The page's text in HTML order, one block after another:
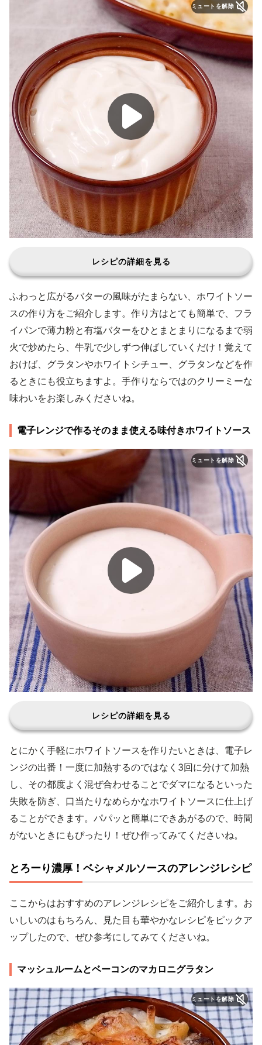
ミュートを解除
レシピの詳細を見る
ふわっと広がるバターの風味がたまらない、ホワイトソー
スの作り方をご紹介します。作り方はとても簡単で、フラ
イパンで薄力粉と有塩バターをひとまとまりになるまで弱
火で炒めたら、牛乳で少しずつ伸ばしていくだけ！覚えて
おけば、グラタンやホワイトシチュー、グラタンなどを作
るときにも役立ちますよ。手作りならではのクリーミーな
味わいをお楽しみくださいね。
電子レンジで作るそのまま使える味付きホワイトソース
ミュートを解除
レシピの詳細を見る
とにかく手軽にホワイトソースを作りたいときは、電子レ
ンジの出番！一度に加熱するのではなく3回に分けて加熱
し、その都度よく混ぜ合わせることでダマになるといった
失敗を防ぎ、口当たりなめらかなホワイトソースに仕上げ
ることができます。パパッと簡単にできあがるので、時間
がないときにもぴったり！ぜひ作ってみてくださいね。
とろーり濃厚！ベシャメルソースのアレンジレシピ
ここからはおすすめのアレンジレシピをご紹介します。お
いしいのはもちろん、見た目も華やかなレシピをピックア
ップしたので、ぜひ参考にしてみてくださいね。
マッシュルームとベーコンのマカロニグラタン
ミュートを解除